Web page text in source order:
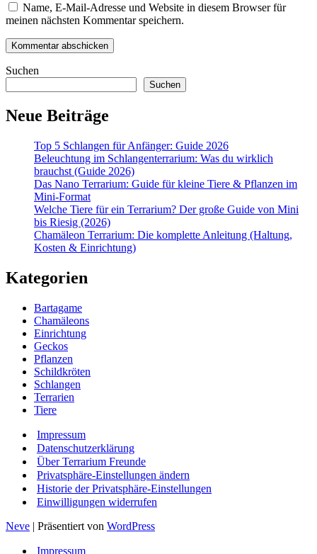
Name, E-Mail-Adresse und Website in diesem Browser für
meinen nächsten Kommentar speichern.
Suchen
Suchen
Neue Beiträge
Top 5 Schlangen für Anfänger: Guide 2026
Beleuchtung im Schlangenterrarium: Was du wirklich
brauchst (Guide 2026)
Das Nano Terrarium: Guide für kleine Tiere & Pflanzen im
Mini-Format
Welche Tiere für ein Terrarium? Der große Guide von Mini
bis Riesig (2026)
Chamäleon Terrarium: Die komplette Anleitung (Haltung,
Kosten & Einrichtung)
Kategorien
Bartagame
Chamäleons
Einrichtung
Geckos
Pflanzen
Schildkröten
Schlangen
Terrarien
Tiere
Impressum
Datenschutzerklärung
Über Terrarium Freunde
Privatsphäre-Einstellungen ändern
Historie der Privatsphäre-Einstellungen
Einwilligungen widerrufen
Neve | Präsentiert von WordPress
Impressum